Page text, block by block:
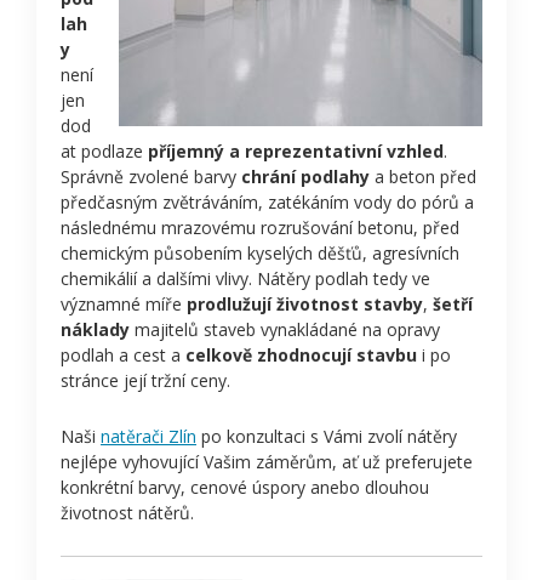
lah
y
není
jen
dod
at podlaze příjemný a reprezentativní vzhled.
Správně zvolené barvy chrání podlahy a beton před
předčasným zvětráváním, zatékáním vody do pórů a
následnému mrazovému rozrušování betonu, před
chemickým působením kyselých děšťů, agresívních
chemikálií a dalšími vlivy. Nátěry podlah tedy ve
významné míře prodlužují životnost stavby, šetří
náklady majitelů staveb vynakládané na opravy
podlah a cest a celkově zhodnocují stavbu i po
stránce její tržní ceny.
Naši natěrači Zlín po konzultaci s Vámi zvolí nátěry
nejlépe vyhovující Vašim záměrům, ať už preferujete
konkrétní barvy, cenové úspory anebo dlouhou
životnost nátěrů.